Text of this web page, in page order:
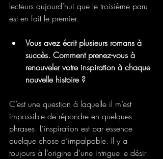
lecteurs aujourd’hui que le troisième paru
est en fait le premier.
Vous avez écrit plusieurs romans à
succès. Comment prenez-vous à
renouveler votre inspiration à chaque
nouvelle histoire ?
C’est une question à laquelle il m’est
impossible de répondre en quelques
phrases. L’inspiration est par essence
quelque chose d’impalpable. Il y a
toujours à l’origine d’une intrigue le désir